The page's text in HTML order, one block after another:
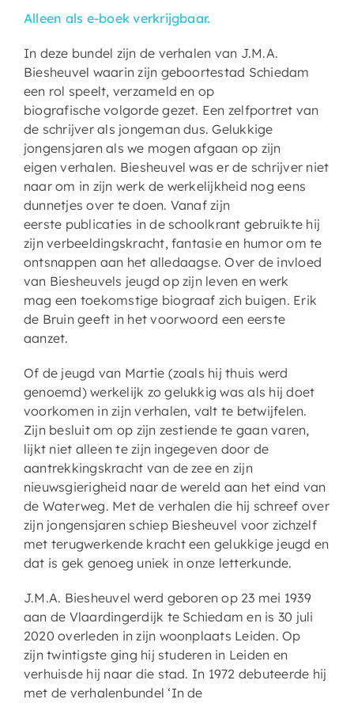
Alleen als e-boek verkrijgbaar.
In deze bundel zijn de verhalen van J.M.A.
Biesheuvel waarin zijn geboortestad Schiedam
een rol speelt, verzameld en op
biografische volgorde gezet. Een zelfportret van
de schrijver als jongeman dus. Gelukkige
jongensjaren als we mogen afgaan op zijn
eigen verhalen. Biesheuvel was er de schrijver niet
naar om in zijn werk de werkelijkheid nog eens
dunnetjes over te doen. Vanaf zijn
eerste publicaties in de schoolkrant gebruikte hij
zijn verbeeldingskracht, fantasie en humor om te
ontsnappen aan het alledaagse. Over de invloed
van Biesheuvels jeugd op zijn leven en werk
mag een toekomstige biograaf zich buigen. Erik
de Bruin geeft in het voorwoord een eerste
aanzet.
Of de jeugd van Martie (zoals hij thuis werd
genoemd) werkelijk zo gelukkig was als hij doet
voorkomen in zijn verhalen, valt te betwijfelen.
Zijn besluit om op zijn zestiende te gaan varen,
lijkt niet alleen te zijn ingegeven door de
aantrekkingskracht van de zee en zijn
nieuwsgierigheid naar de wereld aan het eind van
de Waterweg. Met de verhalen die hij schreef over
zijn jongensjaren schiep Biesheuvel voor zichzelf
met terugwerkende kracht een gelukkige jeugd en
dat is gek genoeg uniek in onze letterkunde.
J.M.A. Biesheuvel werd geboren op 23 mei 1939
aan de Vlaardingerdijk te Schiedam en is 30 juli
2020 overleden in zijn woonplaats Leiden. Op
zijn twintigste ging hij studeren in Leiden en
verhuisde hij naar die stad. In 1972 debuteerde hij
met de verhalenbundel ‘In de